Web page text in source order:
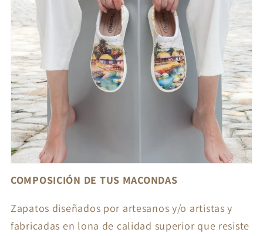
COMPOSICIÓN DE TUS MACONDAS
Zapatos diseñados por artesanos y/o artistas y
fabricadas en lona de calidad superior que resiste